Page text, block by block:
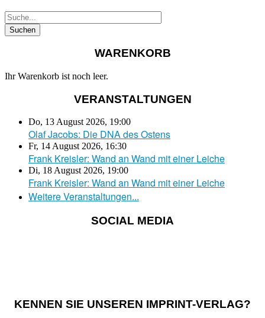
WARENKORB
Ihr Warenkorb ist noch leer.
VERANSTALTUNGEN
Do, 13 August 2026, 19:00
Olaf Jacobs: Die DNA des Ostens
Fr, 14 August 2026, 16:30
Frank Kreisler: Wand an Wand mit einer Leiche
Di, 18 August 2026, 19:00
Frank Kreisler: Wand an Wand mit einer Leiche
Weitere Veranstaltungen...
SOCIAL MEDIA
KENNEN SIE UNSEREN IMPRINT-VERLAG?